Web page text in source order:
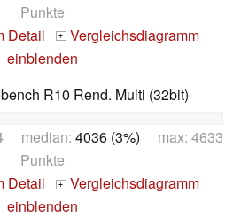
Punkte
Detail + Vergleichsdiagramm
einblenden
R10 Rend. Multi (32bit)
median: 4036 (3%) max: 4633
Punkte
Detail + Vergleichsdiagramm
einblenden